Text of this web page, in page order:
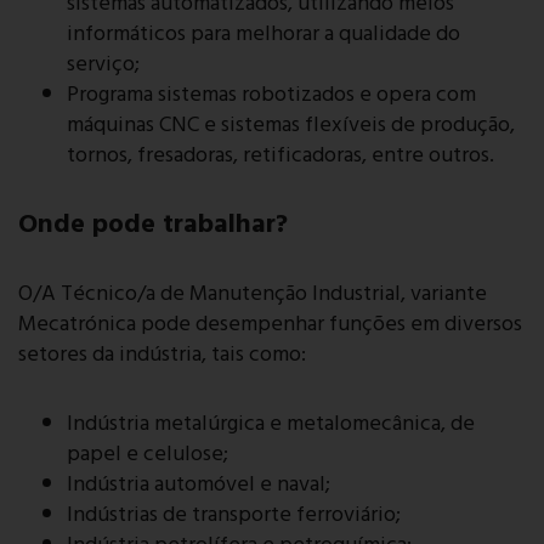
informáticos para melhorar a qualidade do
serviço;
Programa sistemas robotizados e opera com
máquinas CNC e sistemas flexíveis de produção,
tornos, fresadoras, retificadoras, entre outros.
Onde pode trabalhar?
O/A Técnico/a de Manutenção Industrial, variante
Mecatrónica pode desempenhar funções em diversos
setores da indústria, tais como:
Indústria metalúrgica e metalomecânica, de
papel e celulose;
Indústria automóvel e naval;
Indústrias de transporte ferroviário;